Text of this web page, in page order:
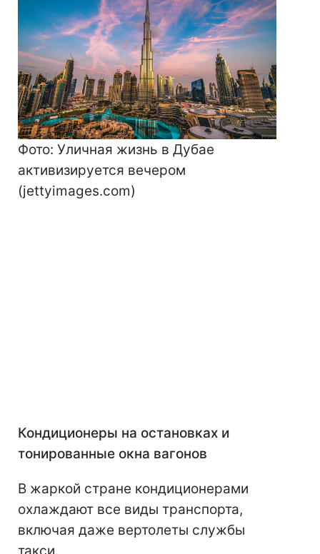
Фото: Уличная жизнь в Дубае
активизируется вечером
(jettyimages.com)
Кондиционеры на остановках и
тонированные окна вагонов
В жаркой стране кондиционерами
охлаждают все виды транспорта,
включая даже вертолеты службы